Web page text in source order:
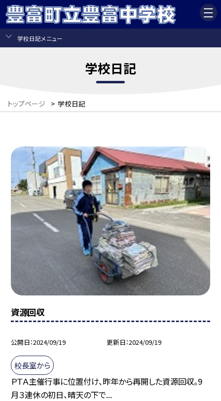
学校日記メニュー
学校日記
トップページ > 学校日記
資源回収
公開日 2024/09/19 更新日 2024/09/19
校長室から
ＰＴＡ主催行事に位置付け、昨年から再開した資源回収。9
月３連休の初日、晴天の下で...